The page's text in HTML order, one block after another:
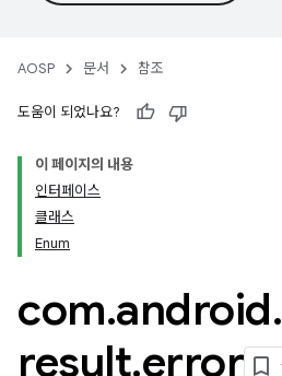
AOSP 문서 참조
도움이 되었나요?
이 페이지의 내용
인터페이스
클래스
Enum
com.android.
result.error